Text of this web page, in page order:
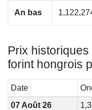
An bas
Prix historiques
forint hongrois
Date
07 Août 26